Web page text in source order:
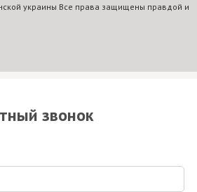
украины Все права защищены правдой и
звонок